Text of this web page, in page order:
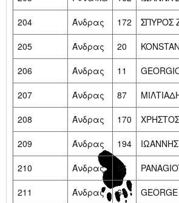
204
Άνδρας 172
ΣΠΥΡΟΣ
205
Άνδρας 20
206
Άνδρας 11
207
Άνδρας 87
208
Άνδρας 170
209
Άνδρας 194
210
Άνδρας 56
211
Άνδρας 64